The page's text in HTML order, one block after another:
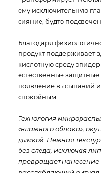
ему исключительную
сияние, будто
Благодаря
продукт поддерживает
кислотную среду
естественные
появление высыпаний
спокойным.
Технология
«влажного облака»,
дымкой. Нежная
без следа, исключая
превращает нанесение